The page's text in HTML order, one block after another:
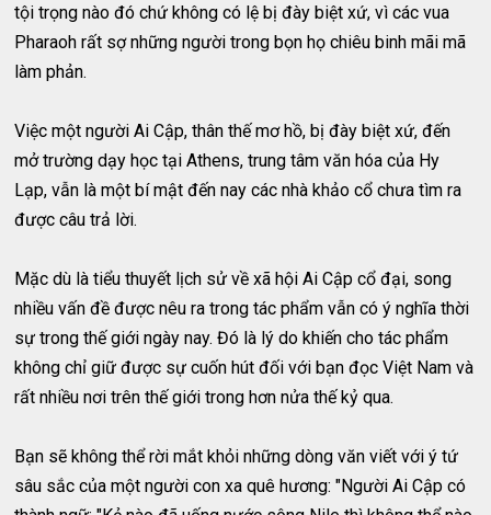
tội trọng nào đó chứ không có lệ bị đày biệt xứ, vì các vua
Pharaoh rất sợ những người trong bọn họ chiêu binh mãi mã
làm phản.
Việc một người Ai Cập, thân thế mơ hồ, bị đày biệt xứ, đến
mở trường dạy học tại Athens, trung tâm văn hóa của Hy
Lạp, vẫn là một bí mật đến nay các nhà khảo cổ chưa tìm ra
được câu trả lời.
Mặc dù là tiểu thuyết lịch sử về xã hội Ai Cập cổ đại, song
nhiều vấn đề được nêu ra trong tác phẩm vẫn có ý nghĩa thời
sự trong thế giới ngày nay. Đó là lý do khiến cho tác phẩm
không chỉ giữ được sự cuốn hút đối với bạn đọc Việt Nam và
rất nhiều nơi trên thế giới trong hơn nửa thế kỷ qua.
Bạn sẽ không thể rời mắt khỏi những dòng văn viết với ý tứ
sâu sắc của một người con xa quê hương: "Người Ai Cập có